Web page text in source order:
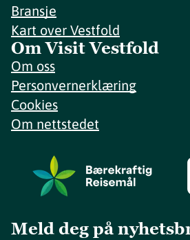
Bransje
Kart over Vestfold
Om Visit Vestfold
Om oss
Personvernerklæring
Cookies
Om nettstedet
Meld deg på